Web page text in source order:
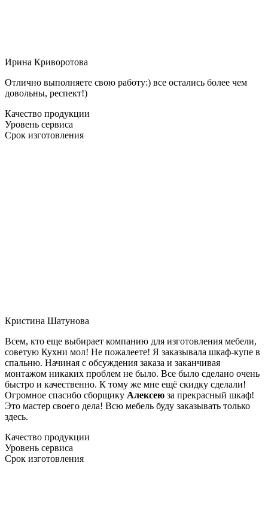
Ирина Криворотова
Отлично выполняете свою работу:) все остались более чем
довольны, респект!)
Качество продукции
Уровень сервиса
Срок изготовления
Кристина Шатунова
Всем, кто еще выбирает компанию для изготовления мебели,
советую Кухни мол! Не пожалеете! Я заказывала шкаф-купе в
спальню. Начиная с обсуждения заказа и заканчивая
монтажом никаких проблем не было. Все было сделано очень
быстро и качественно. К тому же мне ещё скидку сделали!
Огромное спасибо сборщику Алексею за прекрасный шкаф!
Это мастер своего дела! Всю мебель буду заказывать только
здесь.
Качество продукции
Уровень сервиса
Срок изготовления